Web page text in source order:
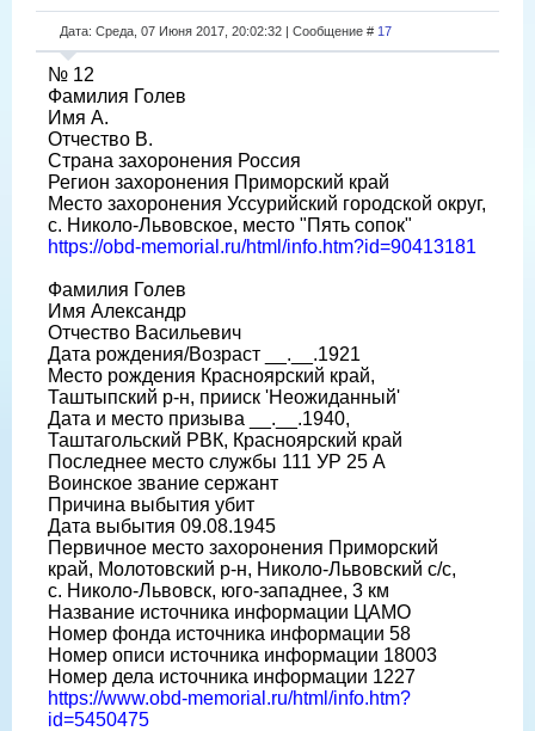
Дата: Среда, 07 Июня 2017, 20:02:32 | Сообщение # 17
№ 12
Фамилия Голев
Имя А.
Отчество В.
Страна захоронения Россия
Регион захоронения Приморский край
Место захоронения Уссурийский городской округ,
с. Николо-Львовское, место "Пять сопок"
https://obd-memorial.ru/html/info.htm?id=90413181
Фамилия Голев
Имя Александр
Отчество Васильевич
Дата рождения/Возраст __.__.1921
Место рождения Красноярский край,
Таштыпский р-н, прииск 'Неожиданный'
Дата и место призыва __.__.1940,
Таштагольский РВК, Красноярский край
Последнее место службы 111 УР 25 А
Воинское звание сержант
Причина выбытия убит
Дата выбытия 09.08.1945
Первичное место захоронения Приморский
край, Молотовский р-н, Николо-Львовский с/с,
с. Николо-Львовск, юго-западнее, 3 км
Название источника информации ЦАМО
Номер фонда источника информации 58
Номер описи источника информации 18003
Номер дела источника информации 1227
https://www.obd-memorial.ru/html/info.htm?
id=5450475